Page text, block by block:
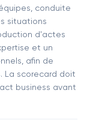
conduite
situations
d'actes
et un
afin de
La scorecard doit
business avant